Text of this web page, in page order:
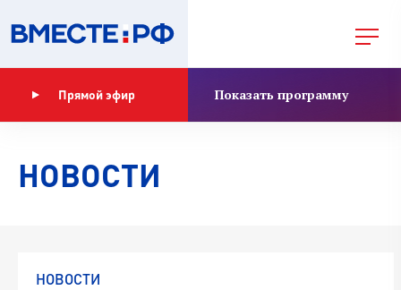
Прямой эфир Показать программу
НОВОСТИ
НОВОСТИ